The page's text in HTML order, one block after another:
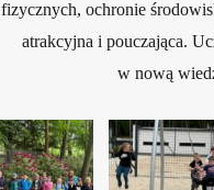
fizycznych, ochronie
atrakcyjna i pouczająca.
w nową